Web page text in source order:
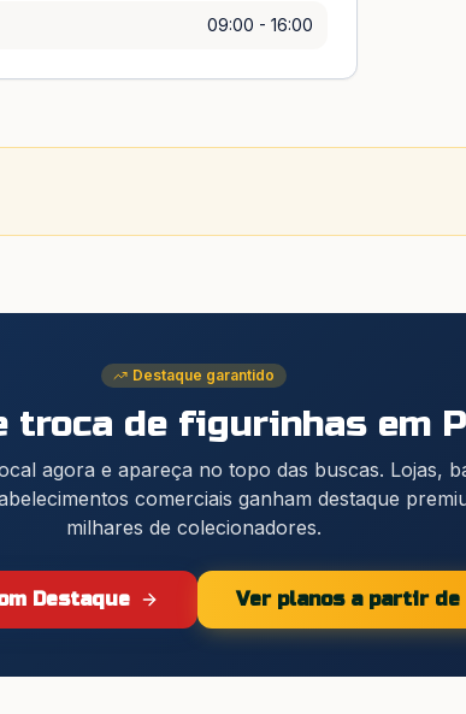
09:00 - 16:00
Destaque garantido
troca de figurinhasem
agora e apareça no topo das buscas. Lojas,
comerciais ganham destaque
milhares de colecionadores.
Destaque Ver planos a partir de